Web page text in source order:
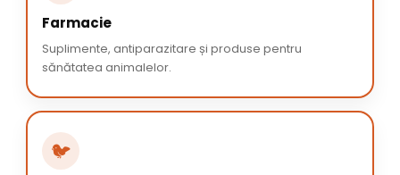
Farmacie
Suplimente, antiparazitare și produse pentru
sănătatea animalelor.
🐦